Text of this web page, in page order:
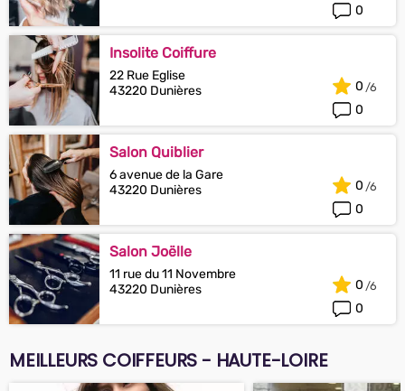
0
Insolite Coiffure
22 Rue Eglise
43220 Dunières
0
0
Salon Quiblier
6 avenue de la Gare
43220 Dunières
0
0
Salon Joëlle
11 rue du 11 Novembre
43220 Dunières
0
0
MEILLEURS COIFFEURS - HAUTE-LOIRE